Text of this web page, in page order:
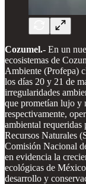
Cozumel.- En un
ecosistemas de
Ambiente (Profepa)
los días 20 y 21 de
irregularidades
que prometían lujo y
respectivamente,
ambiental
Recursos Naturales
Comisión Nacional
en evidencia la
ecológicas de
desarrollo y